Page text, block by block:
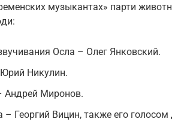
музыкантах» парти
Осла – Олег Янковский.
Никулин.
Андрей Миронов.
– Георгий Вицин, также его